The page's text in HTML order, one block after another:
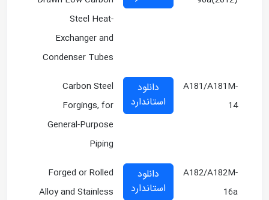
Steel Heat-
Exchanger and
Condenser Tubes
A181/A181M-
14
دانلود
استاندارد
Carbon Steel
Forgings, for
General-Purpose
Piping
A182/A182M-
16a
دانلود
استاندارد
Forged or Rolled
Alloy and Stainless